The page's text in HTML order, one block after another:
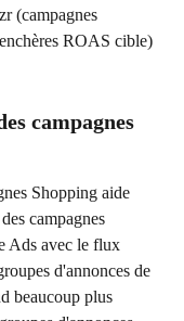
(campagnes
ROAS cible)
campagnes
Shopping aide
campagnes
Ads avec le flux
d'annonces de
beaucoup plus